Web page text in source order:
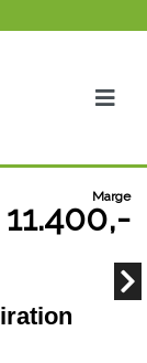
Marge